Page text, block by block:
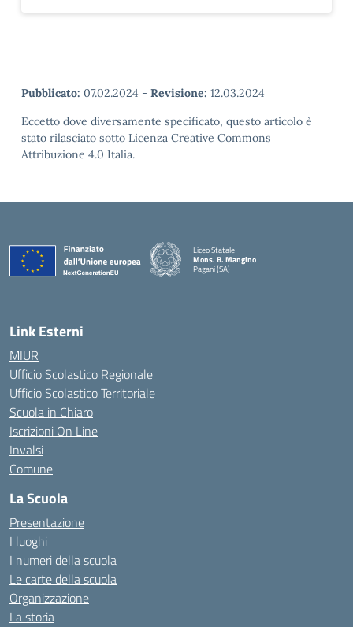
Pubblicato: 07.02.2024 - Revisione: 12.03.2024
Eccetto dove diversamente specificato, questo articolo è
stato rilasciato sotto Licenza Creative Commons
Attribuzione 4.0 Italia.
Liceo Statale
Mons. B. Mangino
Pagani (SA)
— Visita la pagina iniziale della scuola
Link Esterni
MIUR
Ufficio Scolastico Regionale
Ufficio Scolastico Territoriale
Scuola in Chiaro
Iscrizioni On Line
Invalsi
Comune
La Scuola
Presentazione
I luoghi
I numeri della scuola
Le carte della scuola
Organizzazione
La storia